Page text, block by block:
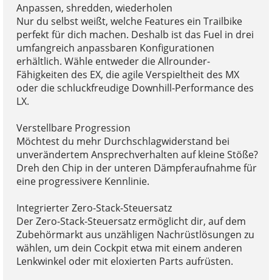
Anpassen, shredden, wiederholen
Nur du selbst weißt, welche Features ein Trailbike
perfekt für dich machen. Deshalb ist das Fuel in drei
umfangreich anpassbaren Konfigurationen
erhältlich. Wähle entweder die Allrounder-
Fähigkeiten des EX, die agile Verspieltheit des MX
oder die schluckfreudige Downhill-Performance des
LX.
Verstellbare Progression
Möchtest du mehr Durchschlagwiderstand bei
unverändertem Ansprechverhalten auf kleine Stöße?
Dreh den Chip in der unteren Dämpferaufnahme für
eine progressivere Kennlinie.
Integrierter Zero-Stack-Steuersatz
Der Zero-Stack-Steuersatz ermöglicht dir, auf dem
Zubehörmarkt aus unzähligen Nachrüstlösungen zu
wählen, um dein Cockpit etwa mit einem anderen
Lenkwinkel oder mit eloxierten Parts aufrüsten.